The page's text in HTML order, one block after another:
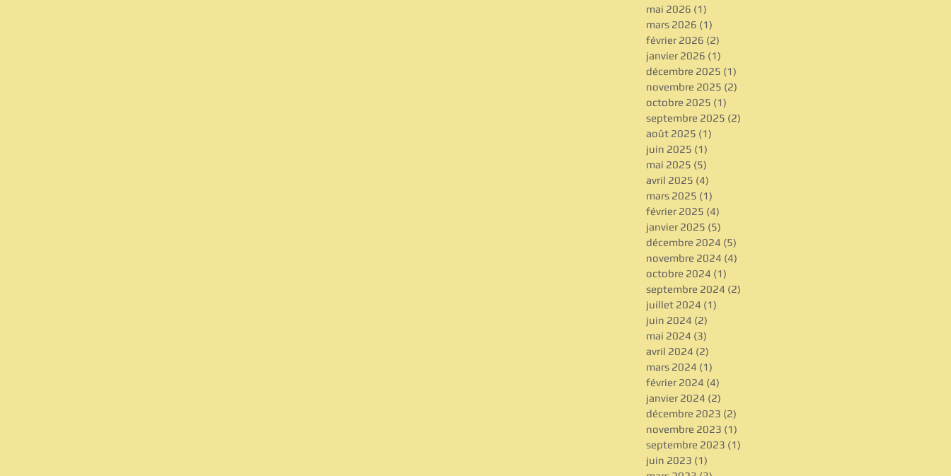
mai 2026 (1)
mars 2026 (1)
février 2026 (2)
janvier 2026 (1)
décembre 2025 (1)
novembre 2025 (2)
octobre 2025 (1)
septembre 2025 (2)
août 2025 (1)
juin 2025 (1)
mai 2025 (5)
avril 2025 (4)
mars 2025 (1)
février 2025 (4)
janvier 2025 (5)
décembre 2024 (5)
novembre 2024 (4)
octobre 2024 (1)
septembre 2024 (2)
juillet 2024 (1)
juin 2024 (2)
mai 2024 (3)
avril 2024 (2)
mars 2024 (1)
février 2024 (4)
janvier 2024 (2)
décembre 2023 (2)
novembre 2023 (1)
septembre 2023 (1)
juin 2023 (1)